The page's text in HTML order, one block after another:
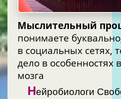
Мыслительный
понимаете
в социальных сетях,
дело в особенностях
мозга
Нейробиологи